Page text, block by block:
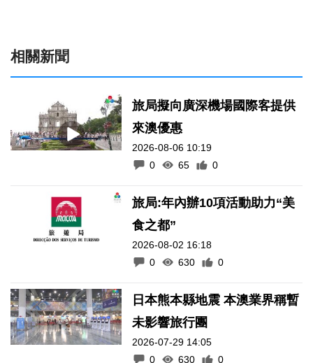
相關新聞
旅局擬向廣深機場國際客提供
來澳優惠
2026-08-06 10:19
0
65 0
旅局:年內辦10項活動助力“美
食之都”
2026-08-02 16:18
0
630 0
日本熊本縣地震 本澳業界稱暫
未影響旅行團
2026-07-29 14:05
0
630 0